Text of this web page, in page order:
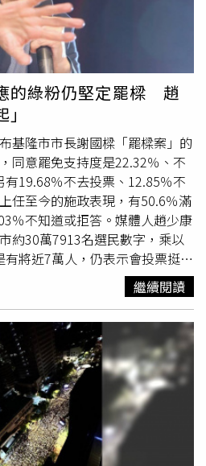
簡短向工務單位表達「謝謝，辛
隊賣力復原災區的肯定。山陀兒
重創基隆，包括碧砂山水社區等
，謝國樑不敢掉以輕心，連夜勘
者黃鵬杰攝）藍營基市黨部人員
，說話不懂得趨吉避凶，發言過
例如謝率先披露，山陀兒颱風北
營側翼狂酸為操作放假避開罷
長，但真相是當日北北基桃風雨
好要放假，只是當日謝國樑巡視
發問，遂證實有其事，就被罷團
桃又要放防災假，基市府宣布
遭挺罷樑民眾痛罵。但該人士也
不像傳統政治人物擅精算，模稜
樸的基隆，他的仇恨值不高，讓
獲基層共鳴，再加上近期朝野為
案、賴總統國慶前談話惡鬥，司
產權謝市府勝訴，讓謝國樑得以
向來純樸的基隆首次遇到罷免市
罷樑將化明為暗，催鐵粉投票，
人趙少康等藍營要角也斷趕赴基
下反罷免票。（圖／記者黃鵬杰
就說，綠營要拿放不放颱風假，
逼近台灣南部時，一開始側翼批
的綠粉仍堅定罷樑 趙
基隆市市長謝國樑「罷樑案」的
同意罷免支持度是22.32％、不
19.68％不去投票、12.85％不
任至今的施政表現，有50.6％滿
％不知道或拒答。媒體人趙少康
約30萬7913名選民數字，乘以
將近7萬人，仍表示會投票挺罷
黨上屆市長候選人蔡適應的的得
黨支持者「就是鐵」以外，他直
輸不起。趙少康指出，選舉選輸
年後再選，但是基隆市新市長上
國樑僅是應付罷免就疲於應付罷
民進黨就是要用罷免謝國樑當成
立委、發揮骨牌效應，因此，
邪惡罷免。他也因此警告，民調
利，但是不能光看民調，基隆市
營支持者而言，如果不去投「罷
繼續閱讀